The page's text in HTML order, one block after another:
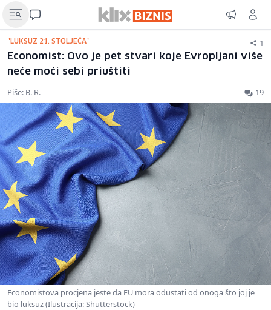
"LUKSUZ 21. STOLJEĆA" 1
Economist: Ovo je pet stvari koje Evropljani više
neće moći sebi priuštiti
Piše: B. R. 19
Economistova procjena jeste da EU mora odustati od onoga što joj je
bio luksuz (Ilustracija: Shutterstock)